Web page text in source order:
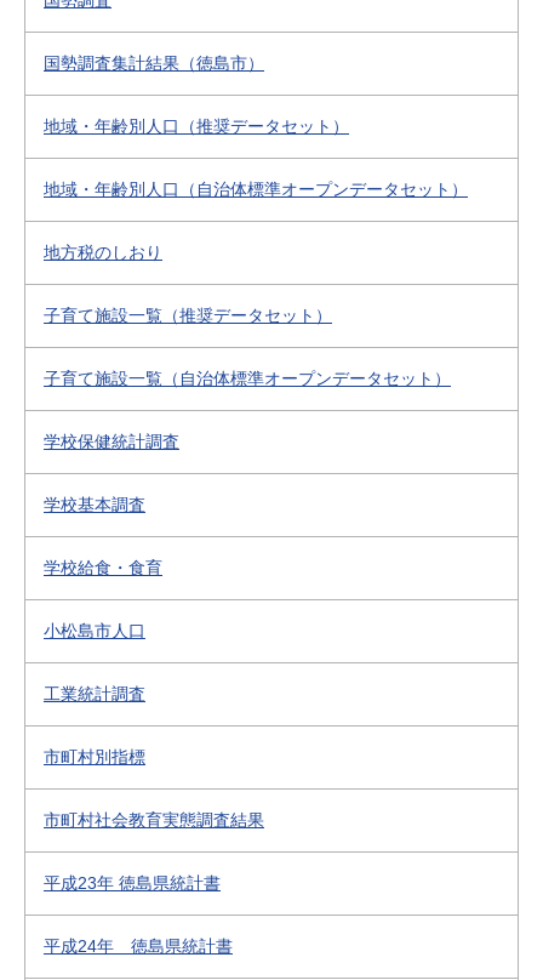
国勢調査集計結果（徳島市）
地域・年齢別人口（推奨データセット）
地域・年齢別人口（自治体標準オープンデータセット）
地方税のしおり
子育て施設一覧（推奨データセット）
子育て施設一覧（自治体標準オープンデータセット）
学校保健統計調査
学校基本調査
学校給食・食育
小松島市人口
工業統計調査
市町村別指標
市町村社会教育実態調査結果
平成23年 徳島県統計書
平成24年 徳島県統計書